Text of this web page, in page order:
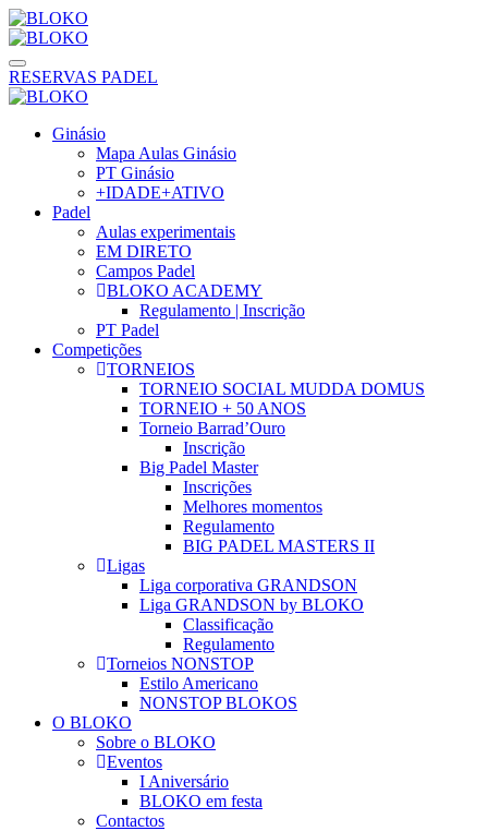
RESERVAS PADEL
Ginásio
Mapa Aulas Ginásio
PT Ginásio
+IDADE+ATIVO
Padel
Aulas experimentais
EM DIRETO
Campos Padel
BLOKO ACADEMY
Regulamento | Inscrição
PT Padel
Competições
TORNEIOS
TORNEIO SOCIAL MUDDA DOMUS
TORNEIO + 50 ANOS
Torneio Barrad’Ouro
Inscrição
Big Padel Master
Inscrições
Melhores momentos
Regulamento
BIG PADEL MASTERS II
Ligas
Liga corporativa GRANDSON
Liga GRANDSON by BLOKO
Classificação
Regulamento
Torneios NONSTOP
Estilo Americano
NONSTOP BLOKOS
O BLOKO
Sobre o BLOKO
Eventos
I Aniversário
BLOKO em festa
Contactos